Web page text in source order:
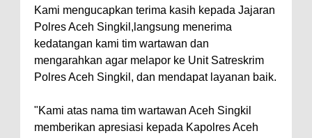
Kami mengucapkan terima kasih kepada Jajaran
Polres Aceh Singkil,langsung menerima
kedatangan kami tim wartawan dan
mengarahkan agar melapor ke Unit Satreskrim
Polres Aceh Singkil, dan mendapat layanan baik.
"Kami atas nama tim wartawan Aceh Singkil
memberikan apresiasi kepada Kapolres Aceh